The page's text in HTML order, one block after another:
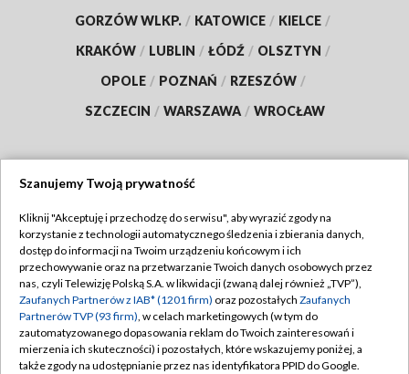
GORZÓW WLKP. / KATOWICE / KIELCE /
KRAKÓW / LUBLIN / ŁÓDŹ / OLSZTYN /
OPOLE / POZNAŃ / RZESZÓW /
SZCZECIN / WARSZAWA / WROCŁAW
TVP
Abonament TVP
Emisja w TVP
Centrum informacji TVP
Naziemna Telewizja Cyfrowa
Regulamin TVP
Polityka prywatności
Moje zgody
Pomoc
Szanujemy Twoją prywatność
Kliknij "Akceptuję i przechodzę do serwisu", aby wyrazić zgody na
korzystanie z technologii automatycznego śledzenia i zbierania danych,
dostęp do informacji na Twoim urządzeniu końcowym i ich
przechowywanie oraz na przetwarzanie Twoich danych osobowych przez
nas, czyli Telewizję Polską S.A. w likwidacji (zwaną dalej również „TVP”),
Zaufanych Partnerów z IAB* (1201 firm) oraz pozostałych Zaufanych
Partnerów TVP (93 firm), w celach marketingowych (w tym do
zautomatyzowanego dopasowania reklam do Twoich zainteresowań i
mierzenia ich skuteczności) i pozostałych, które wskazujemy poniżej, a
także zgody na udostępnianie przez nas identyfikatora PPID do Google.